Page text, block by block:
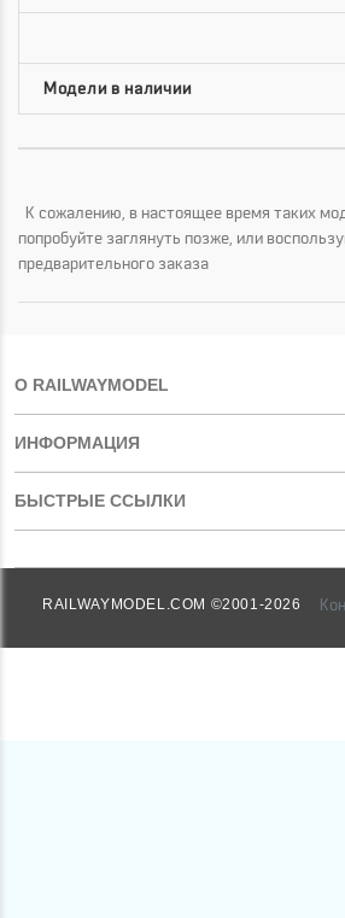
К сожалению, в настоящее время таких
попробуйте заглянуть позже, или
предварительного заказа
О RAILWAYMODEL
ИНФОРМАЦИЯ
БЫСТРЫЕ ССЫЛКИ
RAILWAYMODEL.COM ©2001-2026